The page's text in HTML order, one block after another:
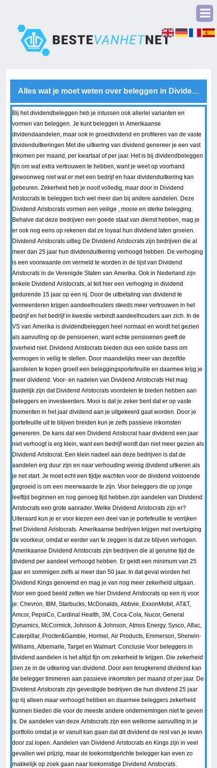
Alles wat je moet weten over beleggen in Dividend
Bij het dividendbeleggen heb je intussen ook allerlei varianten en
vormen van beleggen. Je kunt beleggen in Amerikaanse
dividendaandelen, maar ook in groeidividend en profiteren van de vaste
dividenduitkeringen Met die uitkering van dividend genereer je een vast
inkomen per maand, per kwartaal of per jaar. Het is bij dividendbeleggen
fijn om wat extra vertrouwen te hebben, want je weet op voorhand
gewoonweg niet wat er met een bedrijf en haar dividenduitkering kan
gebeuren. Zekerheid heb je nooit volledig, maar door in Dividend
Aristocrats te beleggen toch wel meer dan bij andere aandelen. Deze
Dividend Aristocrats vormen een veilige , mooie en sterke belegging.
Behalve dat deze bedrijven een goede staat van dienst hebben, mag je
er ook nog eens op rekenen dat ze loyaal hun dividend laten groeien.
Dividend Aristocrats uitleg De Dividend Aristocrats zijn bedrijven die al
meer dan 25 jaar hun dividenduitkering verhoogd hebben. De verhoging
is een voorwaarde om vermeld te worden in de lijst van Dividend
Aristocrats in de Verenigde Staten van Amerika. Ook in Nederland zijn
enkele Dividend Aristocrats, al telt hier een verhoging in dividend
gedurende 15 jaar op een rij. Door de uitbetaling van dividend te
vermeerderen krijgen aandeelhouders steeds meer vertrouwen in het
bedrijf en het bedrijf in kwestie verbindt aandeelhouders aan zich. In de
VS van Amerika is dividendbeleggen heel normaal en wordt het gezien
als aanvulling op de pensioenen, want echte pensioenen geeft de
overheid niet. Dividend Aristocrats bieden dus een solide basis om
vermogen in veilig te stellen. Door maandelijks meer van dezelfde
aandelen te kopen groeit een beleggingsportefeuille en daarmee krijg je
meer dividend. Voor- en nadelen van Dividend Aristocrats Het mag
duidelijk zijn dat Dividend Aristocrats voordelen te bieden hebben aan
beleggers en investeerders. Mooi is dat je zeker bent dat er op vaste
momenten in het jaar dividend aan je uitgekeerd gaat worden. Door je
portefeuille uit te blijven breiden kun je zelfs passieve inkomsten
genereren. De kans dat een Dividend Aristocrat haar dividend een jaar
niet verhoogt is erg klein, want een bedrijf wordt dan niet meer gezien als
Dividend Aristocrat. Een klein nadeel aan deze bedrijven is dat de
aandelen erg duur zijn en naar verhouding weinig dividend uitkeren als
je net start. Je moet echt een tijdje wachten voor de dividend voldoende
gegroeid is om een meerwaarde te zijn. Voor beleggers die op jonge
leeftijd beginnen en nog genoeg tijd hebben zijn aandelen van Dividend
Aristocrats een grote aanrader. Welke Dividend Aristocrats zijn er?
Uiteraard kun je er voor kiezen een deel van je portefeuille te verrijken
met Dividend Aristocrats. Amerikaanse bedrijven krijgen met overtuiging
de voorkeur, omdat er eerder van te zeggen is dat ze blijven verhogen.
Amerikaanse Dividend Aristocrats zijn bedrijven die al geruime tijd de
dividend per aandeel verhoogd hebben. Er geldt een minimum van 25
jaar en sommigen zelfs al meer dan 50 jaar. In dat geval worden het
Dividend Kings genoemd en mag je van nog meer zekerheid uitgaan.
Voor een goed beeld zetten we hier Dividend Aristocrats op een rij voor
je: Chevron, IBM, Starbucks, McDonalds, Abbvie, ExxonMobil, AT&T,
Amcor, PepsiCo, Cardinal Health, 3M, Coca-Cola, Nucor, General
Dynamics, McCormick, Johnson & Johnson, Atmos Energy, Sysco, Aflac,
Caterpillar, Procter&Gamble, Hormel, Air Products, Emmerson, Sherwin-
Williams, Albemarle, Target en Walmart. Conclusie Voor beleggers in
dividend aandelen is het altijd fijn om zekerheid te krijgen. Die zekerheid
zien ze in de uitkering van dividend. Door een terugkerend dividend kan
de belegger timmeren aan passieve inkomsten per maand of per jaar. De
Dividend Aristocrats zijn gevestigde bedrijven die hun dividend 25 jaar
op rij alleen maar verhoogd hebben en daarmee beleggers zekerheid
kunnen bieden die voor de meeste andere ondernemingen niet te geven
is. De aandelen van deze Aristocrats zijn een welkome aanvulling in je
portfolio omdat je er vanuit kan gaan dat dit dividend de rest van je leven
door zal lopen. Aandelen van Dividend Aristocrats en Kings zijn in veel
gevallen wel prijzig, maar de toekomstgerichte belegger kan even zo
makkelijk op zoek gaan naar toekomstige Dividend Aristocrats.